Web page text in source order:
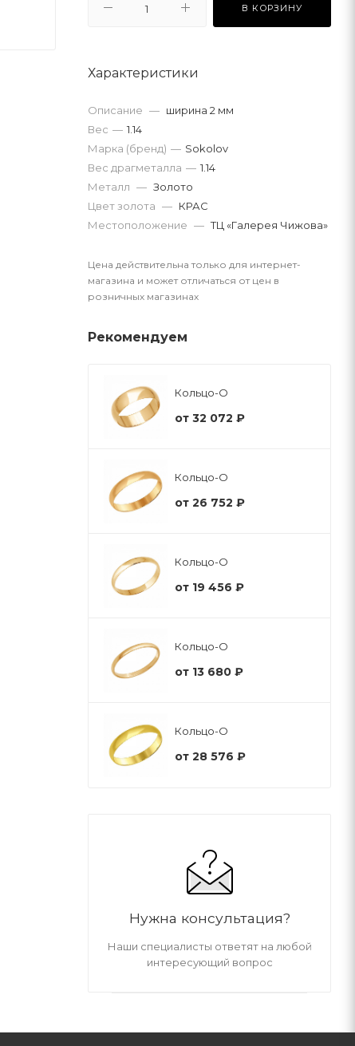
В КОРЗИНУ
Характеристики
Описание — ширина 2 мм
Вес драгметалла — 1.14
Марка (бренд) — Sokolov
Вес — 1.14
Металл — Золото
Цвет золота — КРАС
Местоположение — ТЦ «Галерея Чижова»
Цена действительна только для интернет-
магазина и может отличаться от цен в
розничных магазинах
Рекомендуем
Кольцо-О
от 32 072 ₽
Кольцо-О
от 26 752 ₽
Кольцо-О
от 19 456 ₽
Кольцо-О
от 13 680 ₽
Кольцо-О
от 28 576 ₽
Нужна консультация?
Наши специалисты ответят на любой
интересующий вопрос